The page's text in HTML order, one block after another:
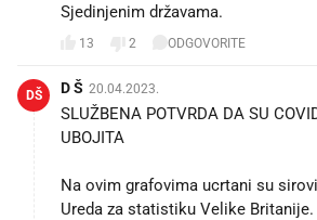
Sjedinjenim državama.
13 2 ODGOVORITE
DŠ D Š 20.04.2023.
SLUŽBENA POTVRDA DA SU
UBOJITA
Na ovim grafovima ucrtani su
Ureda za statistiku Velike